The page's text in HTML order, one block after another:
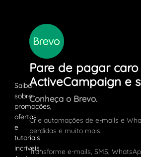
Pare de pagar
ActiveCampaign e
Conheça o Brevo.
Crie automações de e-mails e
perdidas e muito mais.
Transforme e-mails, SMS,